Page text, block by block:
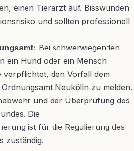
einen Tierarzt auf. Bisswunden
und sollten professionell
Bei schwerwiegenden
ein Hund oder ein Mensch
verpflichtet, den Vorfall dem
Neukölln zu melden.
und der Überprüfung des
Die
ist für die Regulierung des
zuständig.